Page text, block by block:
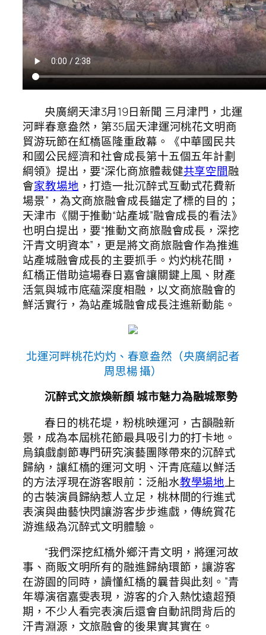
央廣網天津3月19日新聞 三月津門，北運
河畔春意盎然，第35屆天津運河桃花文明商
貿游玩節在紅橋區隆重啟幕。《中華國民共
和國公民經濟和社會成長第十五個五年計劃
綱領》提出，要“深化商旅體裁健共享空間融
會家教場地 ，打造一批沉醉式互動式花費新
場景”，為文商旅融會成長錨定了標的目的；
天津市《關于推動“站產城”融會成長的看法》
也明白提出，要“推動文商旅融會成長，深挖
汗青文明資本”，更是將文商旅融會作為推進
站產城融會成長的主要抓手。灼灼桃花間，
紅橋正借助這場春日嘉會讓關鍵上風、財產
活氣與城市底蘊深度相融，以文商旅融會的
鮮活實行，為站產城融會成長注進新動能。
北運河畔桃花灼灼、春意盎然（央廣網記者
周思楊 攝）
沉醉式文旅煥新顏 城市魅力為融城聚勢
春日的桃花堤，粉桃映運河，古韻融新
景，成為本屆桃花節最具吸引力的打卡地。
烏鎮戲劇節專門研究演藝團隊帶來的沉醉式
歸納，讓紅橋的運河文明、汗青底蘊以鮮活
的方法浮現在游客眼前：泛船水教學場地上
的古裝演員歸納惹人立足，桃林間的行進式
表演與曲藝快閃讓游客步步進戲，傳統賞花
游進級為沉醉式文明體驗。
“我們深挖紅橋外鄉汗青文明，將運河故
事、商販文明所有的融進歸納環節，讓游客
在游園的同時，讀懂紅橋的曩昔與此刻。”青
年導演宿嘉雯表現，游客的介入熱忱遠超預
期，不少人看完表演后還會自動訊問背后的
汗青淵源，文旅融會的後果實其實在。